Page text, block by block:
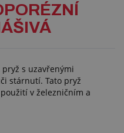
pryž s uzavřenými
stárnutí. Tato pryž
v železničním a